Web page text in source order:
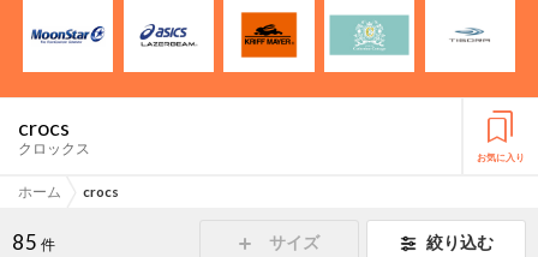
crocs
クロックス お気に入り
ホーム crocs
85 件 サイズ 絞り込む